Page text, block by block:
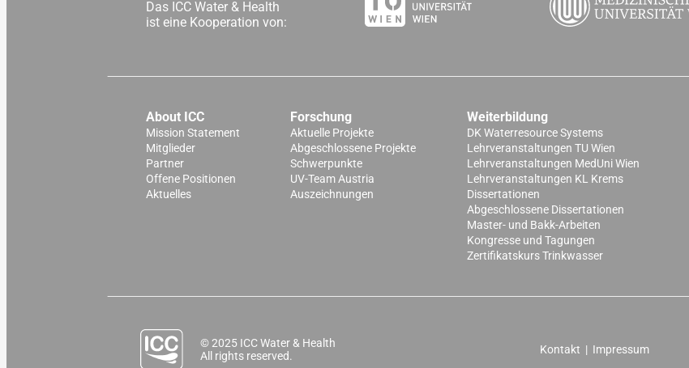
Das ICC Water & Health
ist eine Kooperation von:
About ICC
Mission Statement
Mitglieder
Partner
Offene Positionen
Aktuelles
Forschung
Aktuelle Projekte
Abgeschlossene Projekte
Schwerpunkte
UV-Team Austria
Auszeichnungen
Weiterbildung
DK Waterresource Systems
Lehrveranstaltungen TU Wien
Lehrveranstaltungen MedUni Wien
Lehrveranstaltungen KL Krems
Dissertationen
Abgeschlossene Dissertationen
Master- und Bakk-Arbeiten
Kongresse und Tagungen
Zertifikatskurs Trinkwasser
© 2025 ICC Water & Health
All rights reserved.
Kontakt | Impressum